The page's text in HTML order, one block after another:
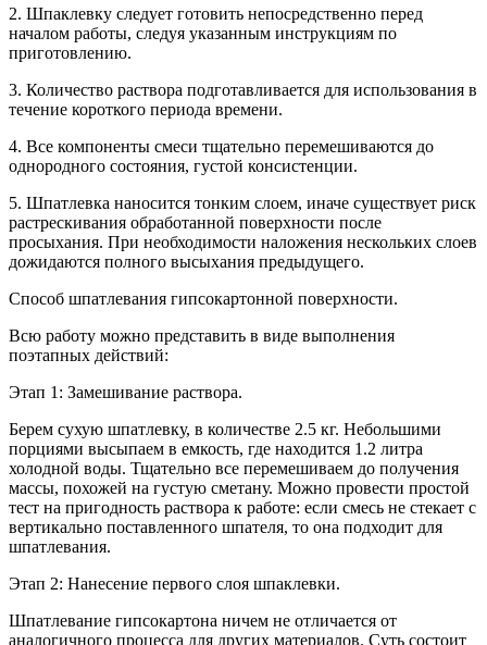
2. Шпаклевку следует готовить непосредственно перед
началом работы, следуя указанным инструкциям по
приготовлению.
3. Количество раствора подготавливается для использования в
течение короткого периода времени.
4. Все компоненты смеси тщательно перемешиваются до
однородного состояния, густой консистенции.
5. Шпатлевка наносится тонким слоем, иначе существует риск
растрескивания обработанной поверхности после
просыхания. При необходимости наложения нескольких слоев
дожидаются полного высыхания предыдущего.
Способ шпатлевания гипсокартонной поверхности.
Всю работу можно представить в виде выполнения
поэтапных действий:
Этап 1: Замешивание раствора.
Берем сухую шпатлевку, в количестве 2.5 кг. Небольшими
порциями высыпаем в емкость, где находится 1.2 литра
холодной воды. Тщательно все перемешиваем до получения
массы, похожей на густую сметану. Можно провести простой
тест на пригодность раствора к работе: если смесь не стекает с
вертикально поставленного шпателя, то она подходит для
шпатлевания.
Этап 2: Нанесение первого слоя шпаклевки.
Шпатлевание гипсокартона ничем не отличается от
аналогичного процесса для других материалов. Суть состоит